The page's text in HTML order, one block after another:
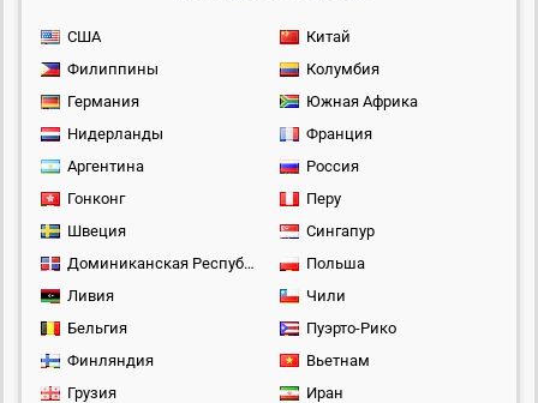
США
Китай
Филиппины
Колумбия
Германия
Южная Африка
Нидерланды
Франция
Аргентина
Россия
Гонконг
Перу
Швеция
Сингапур
Доминиканская Республика
Польша
Ливия
Чили
Бельгия
Пуэрто-Рико
Финляндия
Вьетнам
Грузия
Иран